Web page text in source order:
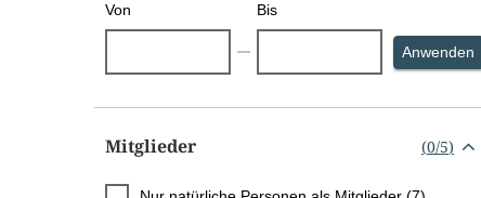
Von Bis
Anwenden
Mitglieder (0/5)